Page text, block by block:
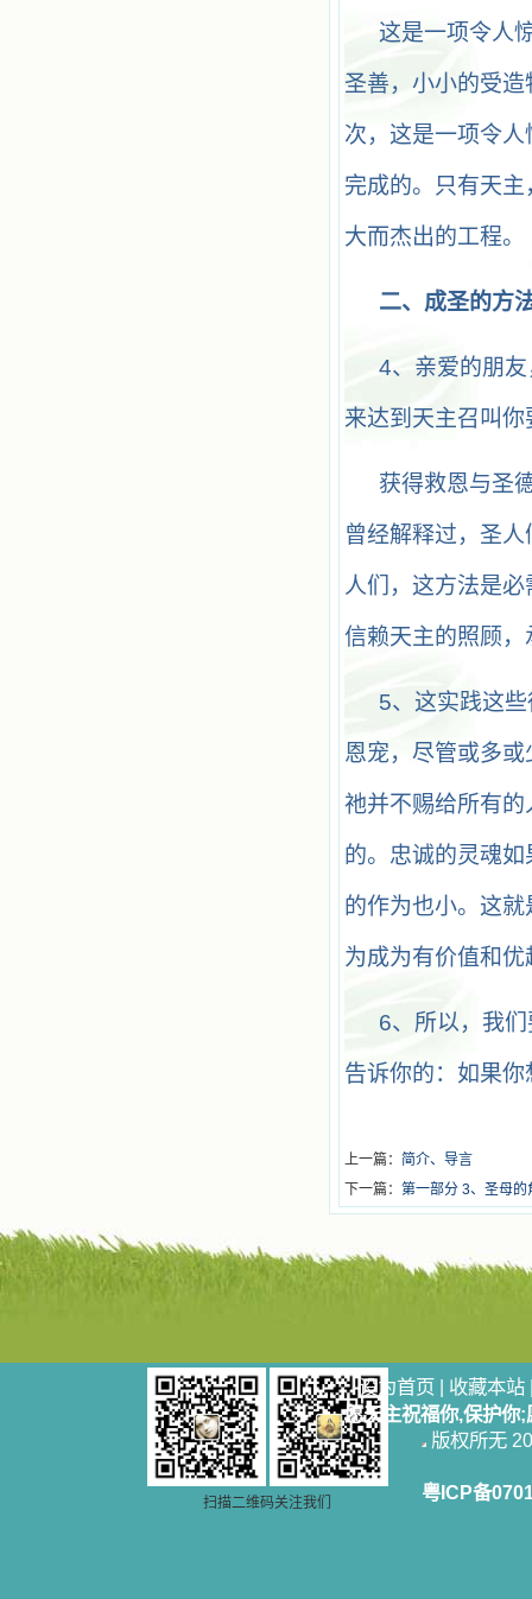
这是一项令人
圣善，小小的受
次，这是一项令
完成的。只有天
大而杰出的工程。
二、成圣的方
4、亲爱的朋
来达到天主召叫
获得救恩与圣
曾经解释过，圣
人们，这方法是
信赖天主的照顾
5、这实践这
恩宠，尽管或多
祂并不赐给所有
的。忠诚的灵魂
的作为也小。这
为成为有价值和
6、所以，我
告诉你的：如果
上一篇： 简介、导言
下一篇： 第一部分 3、圣母的
扫描二维码关注我们
设为首页 | 收藏本站
愿天主祝福你,保护你
版权所无
粤ICP备